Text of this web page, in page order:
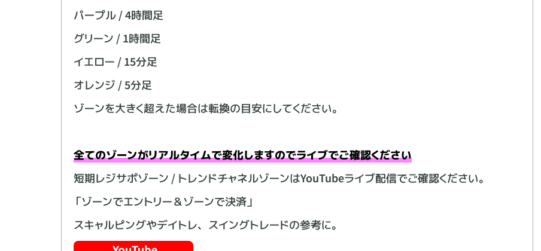
パープル / 4時間足
グリーン / 1時間足
イエロー / 15分足
オレンジ / 5分足
ゾーンを大きく超えた場合は転換の目安にしてください。
全てのゾーンがリアルタイムで変化しますのでライブでご確認ください
短期レジサポゾーン / トレンドチャネルゾーンはYouTubeライブ配信でご確認ください。
「ゾーンでエントリー＆ゾーンで決済」
スキャルピングやデイトレ、スイングトレードの参考に。